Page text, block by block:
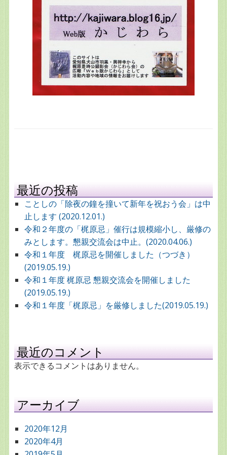
最近の投稿
ことしの「除夜の鐘を撞いて新年を祝おう会」は中
止します (2020.12.01.)
令和２年度の「梶原忌」催行は規模縮小し、厳修の
みとします。懇親交流会は中止。(2020.04.06.)
令和１年度 梶原忌を開催しました（つづき）
(2019.05.19.)
令和１年度 梶原忌 懇親交流会を開催しました
(2019.05.19.)
令和１年度「梶原忌」を厳修しました(2019.05.19.)
最近のコメント
表示できるコメントはありません。
アーカイブ
2020年12月
2020年4月